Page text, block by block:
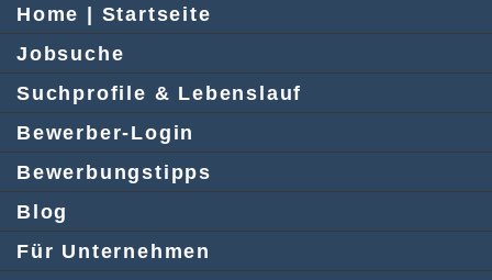
Home | Startseite
Jobsuche
Suchprofile & Lebenslauf
Bewerber-Login
Bewerbungstipps
Blog
Für Unternehmen